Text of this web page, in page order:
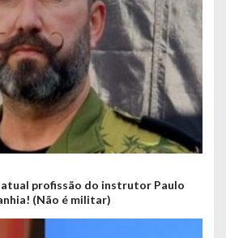
profissão do instrutor Paulo
(Não é militar)